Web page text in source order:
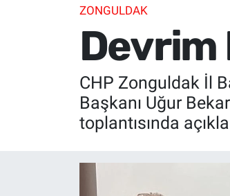
ZONGULDAK
Devrim
CHP Zonguldak İl
Başkanı Uğur
toplantısında